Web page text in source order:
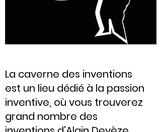
La caverne des inventions
est un lieu dédié à la passion
inventive, où vous trouverez
grand nombre des